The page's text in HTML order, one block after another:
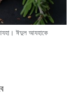
ঈদুল আযহাকে